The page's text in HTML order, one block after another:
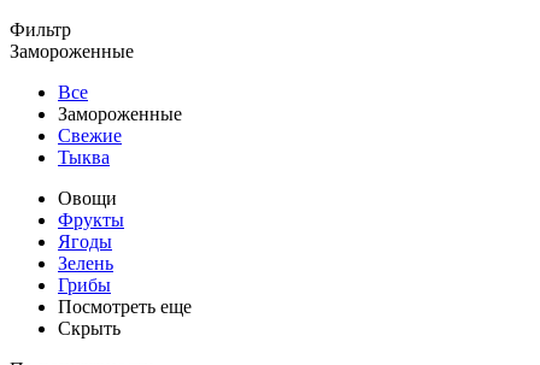
Фильтр
Замороженные
Все
Замороженные
Свежие
Тыква
Овощи
Фрукты
Ягоды
Зелень
Грибы
Посмотреть еще
Скрыть